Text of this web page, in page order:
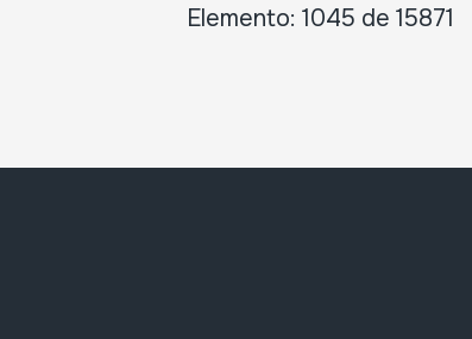
Elemento: 1045 de 15871